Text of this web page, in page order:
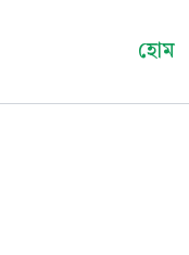
হোম